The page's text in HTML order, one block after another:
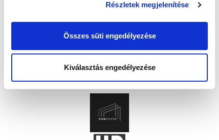
Részletek megjelenítése
Összes süti engedélyezése
Kiválasztás engedélyezése